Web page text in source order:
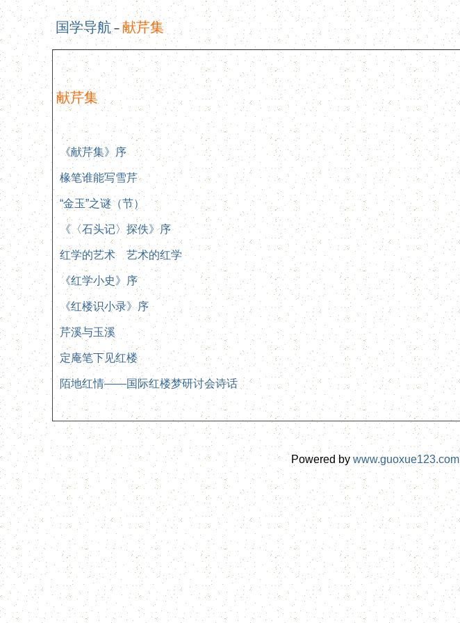
国学导航 －献芹集
献芹集
《献芹集》序
椽笔谁能写雪芹
“金玉”之谜（节）
《〈石头记〉探佚》序
红学的艺术 艺术的红学
《红学小史》序
《红楼识小录》序
芹溪与玉溪
定庵笔下见红楼
陌地红情——国际红楼梦研讨会诗话
Powered by www.guoxue123.com